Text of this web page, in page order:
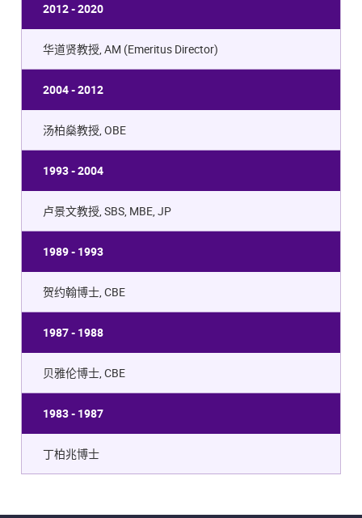
2012 - 2020
华道贤教授, AM (Emeritus Director)
2004 - 2012
汤柏燊教授, OBE
1993 - 2004
卢景文教授, SBS, MBE, JP
1989 - 1993
贺约翰博士, CBE
1987 - 1988
贝雅伦博士, CBE
1983 - 1987
丁柏兆博士